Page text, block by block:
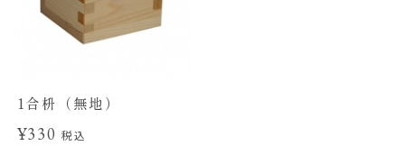
1合枡（無地）
¥330税込